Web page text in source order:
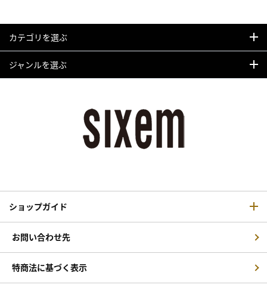
カテゴリを選ぶ
ジャンルを選ぶ
ショップガイド
お問い合わせ先
特商法に基づく表示